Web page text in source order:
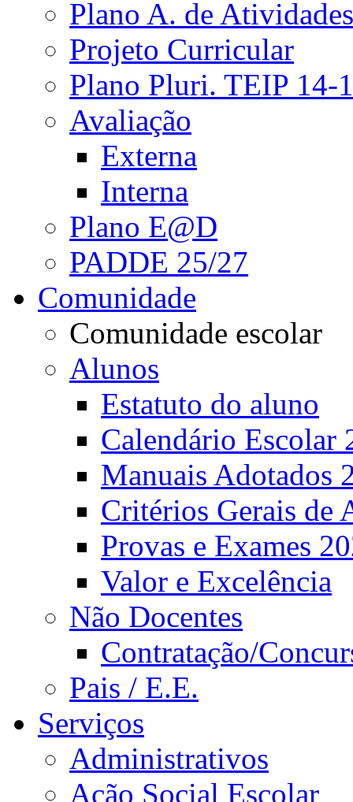
Plano A. de Atividades
Projeto Curricular
Plano Pluri. TEIP 14-
Avaliação
Externa
Interna
Plano E@D
PADDE 25/27
Comunidade
Comunidade escolar
Alunos
Estatuto do aluno
Calendário Escolar
Manuais Adotados
Critérios Gerais de
Provas e Exames
Valor e Excelência
Não Docentes
Contratação/
Pais / E.E.
Serviços
Administrativos
Ação Social Escolar